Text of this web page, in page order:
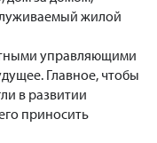
жилой
управляющими
Главное, чтобы
в развитии
приносить